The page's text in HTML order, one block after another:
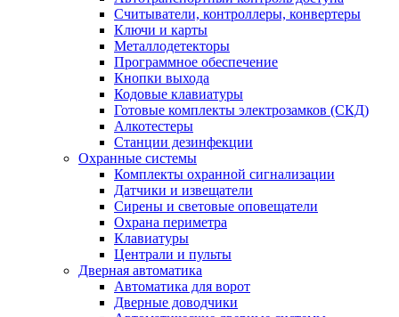
Считыватели, контроллеры, конвертеры
Ключи и карты
Металлодетекторы
Программное обеспечение
Кнопки выхода
Кодовые клавиатуры
Готовые комплекты электрозамков (СКД)
Алкотестеры
Станции дезинфекции
Охранные системы
Комплекты охранной сигнализации
Датчики и извещатели
Сирены и световые оповещатели
Охрана периметра
Клавиатуры
Централи и пульты
Дверная автоматика
Автоматика для ворот
Дверные доводчики